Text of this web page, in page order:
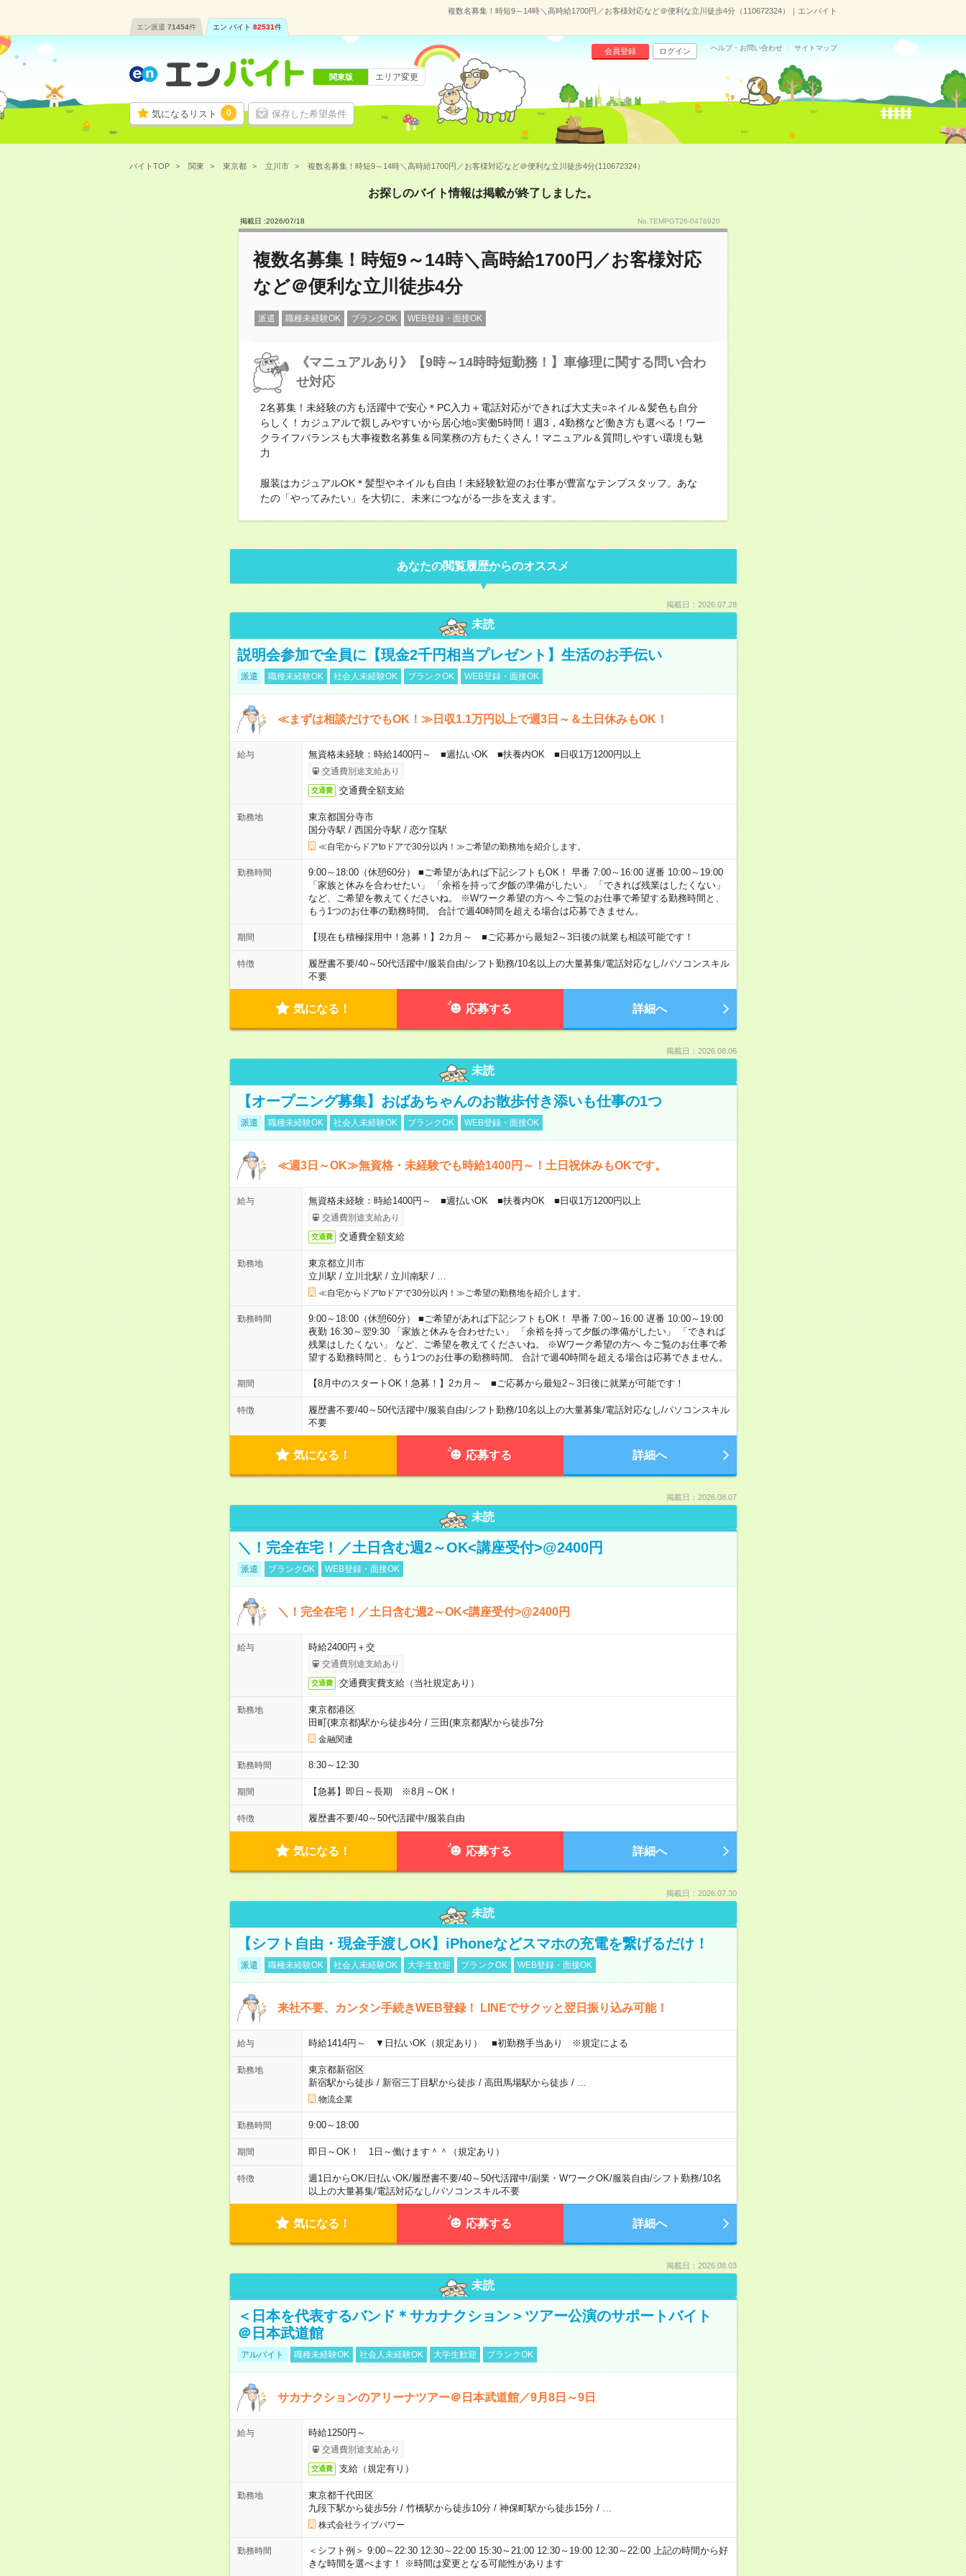
複数名募集！時短9～14時＼高時給1700円／お客様対応など＠便利な立川徒歩4分（110672324）｜エンバイト
エン派遣 71454件 エン バイト 82531件
気になるリスト 0 保存した希望条件
会員登録 ログイン ヘルプ・お問い合わせ サイトマップ
関東版 エリア変更
バイトTOP 関東 東京都 立川市 複数名募集！時短9～14時＼高時給1700円／お客様対応など＠便利な立川徒歩4分(110672324）
お探しのバイト情報は掲載が終了しました。
掲載日 :2026/07/18 No.TEMPGT26-0476920
複数名募集！時短9～14時＼高時給1700円／お客様対応
など＠便利な立川徒歩4分
派遣 職種未経験OK ブランクOK WEB登録・面接OK
《マニュアルあり》【9時～14時時短勤務！】車修理に関する問い合わ
せ対応
2名募集！未経験の方も活躍中で安心＊PC入力＋電話対応ができれば大丈夫○ネイル＆髪色も自分
らしく！カジュアルで親しみやすいから居心地○実働5時間！週3，4勤務など働き方も選べる！ワー
クライフバランスも大事複数名募集＆同業務の方もたくさん！マニュアル＆質問しやすい環境も魅
力
服装はカジュアルOK＊髪型やネイルも自由！未経験歓迎のお仕事が豊富なテンプスタッフ。あな
たの「やってみたい」を大切に、未来につながる一歩を支えます。
あなたの閲覧履歴からのオススメ
掲載日：2026.07.28
未読
説明会参加で全員に【現金2千円相当プレゼント】生活のお手伝い
派遣 職種未経験OK 社会人未経験OK ブランクOK WEB登録・面接OK
≪まずは相談だけでもOK！≫日収1.1万円以上で週3日～＆土日休みもOK！
給与 無資格未経験：時給1400円～ ■週払いOK ■扶養内OK ■日収1万1200円以上
交通費別途支給あり
交通費 交通費全額支給
勤務地
東京都国分寺市
国分寺駅 / 西国分寺駅 / 恋ケ窪駅
≪自宅からドアtoドアで30分以内！≫ご希望の勤務地を紹介します。
勤務時間
9:00～18:00（休憩60分） ■ご希望があれば下記シフトもOK！ 早番 7:00～16:00 遅番 10:00～19:00
「家族と休みを合わせたい」 「余裕を持って夕飯の準備がしたい」 「できれば残業はしたくない」
など、ご希望を教えてくださいね。 ※Wワーク希望の方へ 今ご覧のお仕事で希望する勤務時間と、
もう1つのお仕事の勤務時間。 合計で週40時間を超える場合は応募できません。
期間 【現在も積極採用中！急募！】2カ月～ ■ご応募から最短2～3日後の就業も相談可能です！
特徴 履歴書不要/40～50代活躍中/服装自由/シフト勤務/10名以上の大量募集/電話対応なし/パソコンスキル
不要
気になる！ 応募する 詳細へ
掲載日：2026.08.06
未読
【オープニング募集】おばあちゃんのお散歩付き添いも仕事の1つ
派遣 職種未経験OK 社会人未経験OK ブランクOK WEB登録・面接OK
≪週3日～OK≫無資格・未経験でも時給1400円～！土日祝休みもOKです。
給与 無資格未経験：時給1400円～ ■週払いOK ■扶養内OK ■日収1万1200円以上
交通費別途支給あり
交通費 交通費全額支給
勤務地
東京都立川市
立川駅 / 立川北駅 / 立川南駅 /
≪自宅からドアtoドアで30分以内！≫ご希望の勤務地を紹介します。
勤務時間
9:00～18:00（休憩60分） ■ご希望があれば下記シフトもOK！ 早番 7:00～16:00 遅番 10:00～19:00
夜勤 16:30～翌9:30 「家族と休みを合わせたい」 「余裕を持って夕飯の準備がしたい」 「できれば
残業はしたくない」 など、ご希望を教えてくださいね。 ※Wワーク希望の方へ 今ご覧のお仕事で希
望する勤務時間と、もう1つのお仕事の勤務時間。 合計で週40時間を超える場合は応募できません。
期間 【8月中のスタートOK！急募！】2カ月～ ■ご応募から最短2～3日後に就業が可能です！
特徴 履歴書不要/40～50代活躍中/服装自由/シフト勤務/10名以上の大量募集/電話対応なし/パソコンスキル
不要
気になる！ 応募する 詳細へ
掲載日：2026.08.07
未読
＼！完全在宅！／土日含む週2～OK<講座受付>@2400円
派遣 ブランクOK WEB登録・面接OK
＼！完全在宅！／土日含む週2～OK<講座受付>@2400円
給与 時給2400円＋交
交通費別途支給あり
交通費 交通費実費支給（当社規定あり）
勤務地
東京都港区
田町(東京都)駅から徒歩4分/ 三田(東京都)駅から徒歩7分
金融関連
勤務時間 8:30～12:30
期間 【急募】即日～長期 ※8月～OK！
特徴 履歴書不要/40～50代活躍中/服装自由
気になる！ 応募する 詳細へ
掲載日：2026.07.30
未読
【シフト自由・現金手渡しOK】iPhoneなどスマホの充電を繋げるだけ！
派遣 職種未経験OK 社会人未経験OK 大学生歓迎 ブランクOK WEB登録・面接OK
来社不要、カンタン手続きWEB登録！ LINEでサクッと翌日振り込み可能！
給与 時給1414円～ ▼日払いOK（規定あり） ■初勤務手当あり ※規定による
勤務地
東京都新宿区
新宿駅から徒歩/ 新宿三丁目駅から徒歩/ 高田馬場駅から徒歩/
物流企業
勤務時間 9:00～18:00
期間 即日～OK！ 1日～働けます＾＾（規定あり）
特徴 週1日からOK/日払いOK/履歴書不要/40～50代活躍中/副業・WワークOK/服装自由/シフト勤務/10名
以上の大量募集/電話対応なし/パソコンスキル不要
気になる！ 応募する 詳細へ
掲載日：2026.08.03
未読
＜日本を代表するバンド＊サカナクション＞ツアー公演のサポートバイト
＠日本武道館
アルバイト 職種未経験OK 社会人未経験OK 大学生歓迎 ブランクOK
サカナクションのアリーナツアー＠日本武道館／9月8日～9日
給与 時給1250円～
交通費別途支給あり
交通費 支給（規定有り）
勤務地
東京都千代田区
九段下駅から徒歩5分/ 竹橋駅から徒歩10分/ 神保町駅から徒歩15分/
株式会社ライブパワー
勤務時間
＜シフト例＞ 9:00～22:30 12:30～22:00 15:30～21:00 12:30～19:00 12:30～22:00 上記の時間から好
きな時間を選べます！ ※時間は変更となる可能性があります